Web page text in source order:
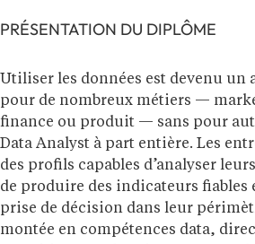
PRÉSENTATION DU DIPLÔME
Utiliser les données est devenu un
pour de nombreux métiers —
finance ou produit — sans pour
Data Analyst à part entière. Les
des profils capables d’analyser
de produire des indicateurs fiables
prise de décision dans leur
montée en compétences data,